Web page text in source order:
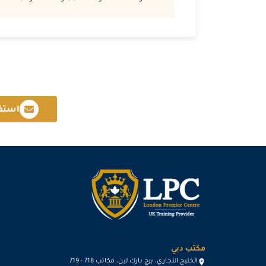
مكتب دبي
الخليج التجاري، برج بارك لين، مكاتب 718 - 719